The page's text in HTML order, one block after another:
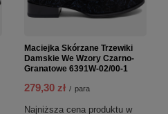
Maciejka Skórzane Trzewiki
Damskie We Wzory Czarno-
Granatowe 6391W-02/00-1
279,30 zł / para
Najniższa cena produktu w